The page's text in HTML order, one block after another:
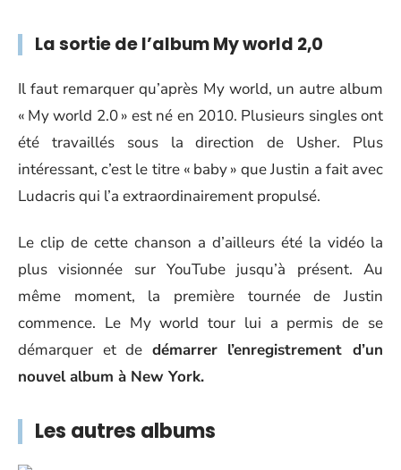
La sortie de l’album My world 2,0
Il faut remarquer qu’après My world, un autre album
« My world 2.0 » est né en 2010. Plusieurs singles ont
été travaillés sous la direction de Usher. Plus
intéressant, c’est le titre « baby » que Justin a fait avec
Ludacris qui l’a extraordinairement propulsé.
Le clip de cette chanson a d’ailleurs été la vidéo la
plus visionnée sur YouTube jusqu’à présent. Au
même moment, la première tournée de Justin
commence. Le My world tour lui a permis de se
démarquer et de démarrer l’enregistrement d’un
nouvel album à New York.
Les autres albums